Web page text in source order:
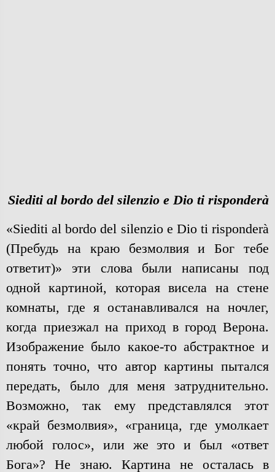
Siediti al bordo del silenzio e Dio ti risponderà
«Siediti al bordo del silenzio e Dio ti risponderà
(Пребудь на краю безмолвия и Бог тебе
ответит)» эти слова были написаны под
одной картиной, которая висела на стене
комнаты, где я останавливался на ночлег,
когда приезжал на приход в город Верона.
Изображение было какое-то абстрактное и
понять точно, что автор картины пытался
передать, было для меня затруднительно.
Возможно, так ему представлялся этот
«край безмолвия», «граница, где умолкает
любой голос», или же это и был «ответ
Бога»? Не знаю. Картина не осталась в